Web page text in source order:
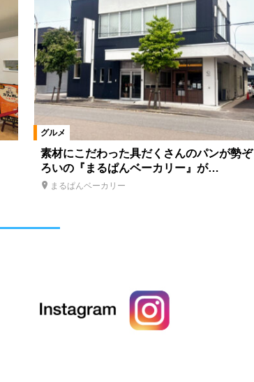
グルメ
素材にこだわった具だくさんのパンが勢ぞ
ろいの『まるぱんベーカリー』が…
まるぱんベーカリー